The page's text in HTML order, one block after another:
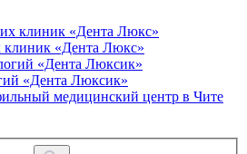
клиник «Дента Люкс»
«Дента Люксик»